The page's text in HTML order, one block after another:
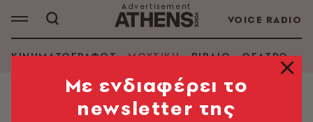
VOICE RADIO
ΚΙΝΗΜΑΤΟΓΡΑΦΟΣ ΜΟΥΣΙΚΗ ΒΙΒΛΙΟ ΘΕΑΤΡΟ -
Mε ενδιαφέρει το
newsletter της